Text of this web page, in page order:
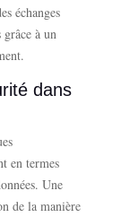
échanges
à un
dans
en termes
Une
de la manière